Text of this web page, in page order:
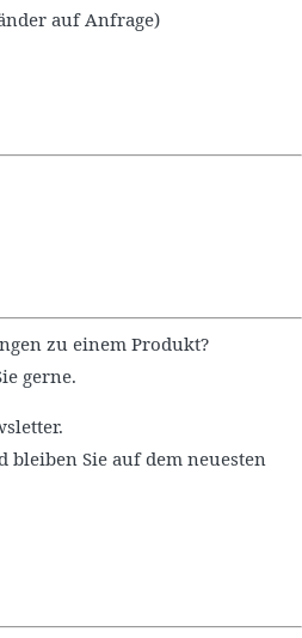
auf Anfrage)
zu einem Produkt?
gerne.
bleiben Sie auf dem neuesten